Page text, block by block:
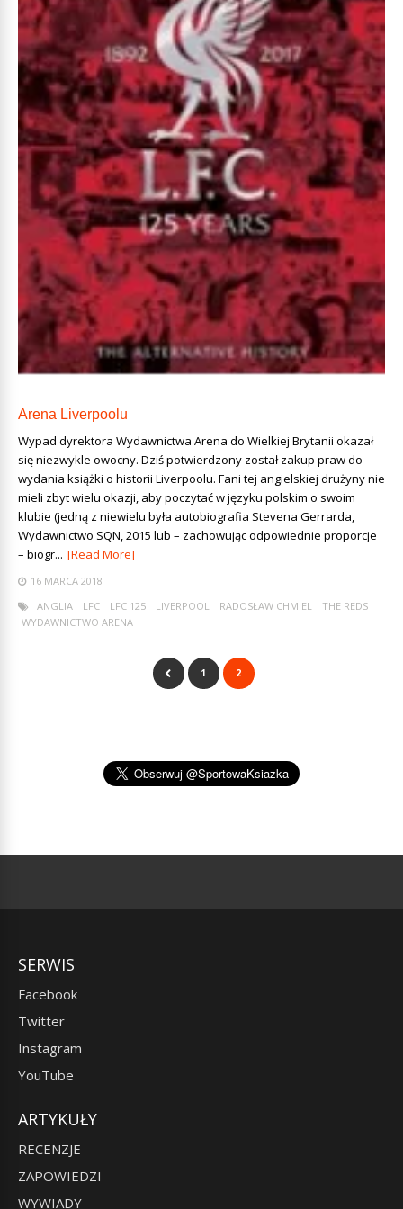
Arena Liverpoolu
Wypad dyrektora Wydawnictwa Arena do Wielkiej Brytanii okazał
się niezwykle owocny. Dziś potwierdzony został zakup praw do
wydania książki o historii Liverpoolu. Fani tej angielskiej drużyny nie
mieli zbyt wielu okazji, aby poczytać w języku polskim o swoim
klubie (jedną z niewielu była autobiografia Stevena Gerrarda,
Wydawnictwo SQN, 2015 lub – zachowując odpowiednie proporcje
– biogr... [Read More]
16 MARCA 2018
ANGLIA
LFC LFC 125 LIVERPOOL RADOSŁAW CHMIEL
THE REDS
WYDAWNICTWO ARENA
1 2
SERWIS
Facebook
Twitter
Instagram
YouTube
ARTYKUŁY
RECENZJE
ZAPOWIEDZI
WYWIADY